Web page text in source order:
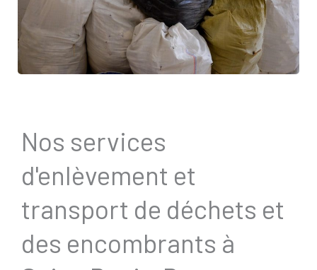
Nos services
d'enlèvement et
transport de déchets et
des encombrants à